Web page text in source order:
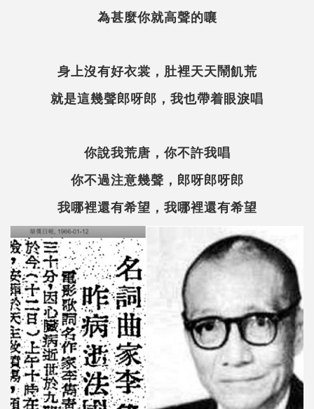
為甚麼你就高聲的嚷
身上沒有好衣裳，肚裡天天鬧飢荒
就是這幾聲郎呀郎，我也帶着眼淚唱
你說我荒唐，你不許我唱
你不過注意幾聲，郎呀郎呀郎
我哪裡還有希望，我哪裡還有希望